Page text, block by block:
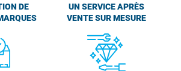
DE
UN SERVICE APRÈS
VENTE SUR MESURE